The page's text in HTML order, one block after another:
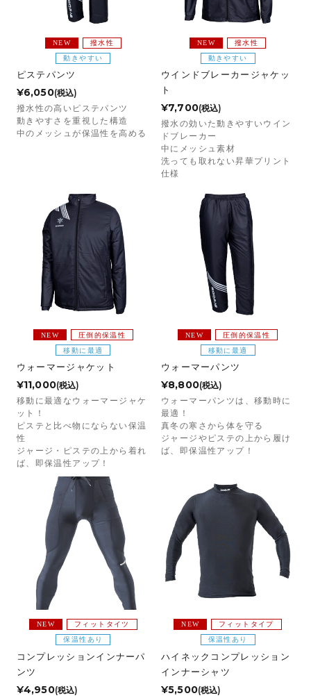
NEW
撥水性
動きやすい
ピステパンツ
¥6,050(税込)
撥水性の高いピステパンツ
動きやすさを重視した構造
中のメッシュが保温性を高める
NEW
撥水性
動きやすい
ウインドブレーカージャケッ
ト
¥7,700(税込)
撥水の効いた動きやすいウイン
ドブレーカー
中にメッシュ素材
洗っても取れない昇華プリント
仕様
NEW
圧倒的保温性
移動に最適
ウォーマージャケット
¥11,000(税込)
移動に最適なウォーマージャケ
ット！
ピステと比べ物にならない保温
性
ジャージ・ピステの上から着れ
ば、即保温性アップ！
NEW
圧倒的保温性
移動に最適
ウォーマーパンツ
¥8,800(税込)
ウォーマーパンツは、移動時に
最適！
真冬の寒さから体を守る
ジャージやピステの上から履け
ば、即保温性アップ！
NEW
フィットタイツ
保温性あり
コンプレッションインナーパ
ンツ
¥4,950(税込)
NEW
フィットタイプ
保温性あり
ハイネックコンプレッション
インナーシャツ
¥5,500(税込)